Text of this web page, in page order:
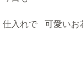
仕入れで   可愛い